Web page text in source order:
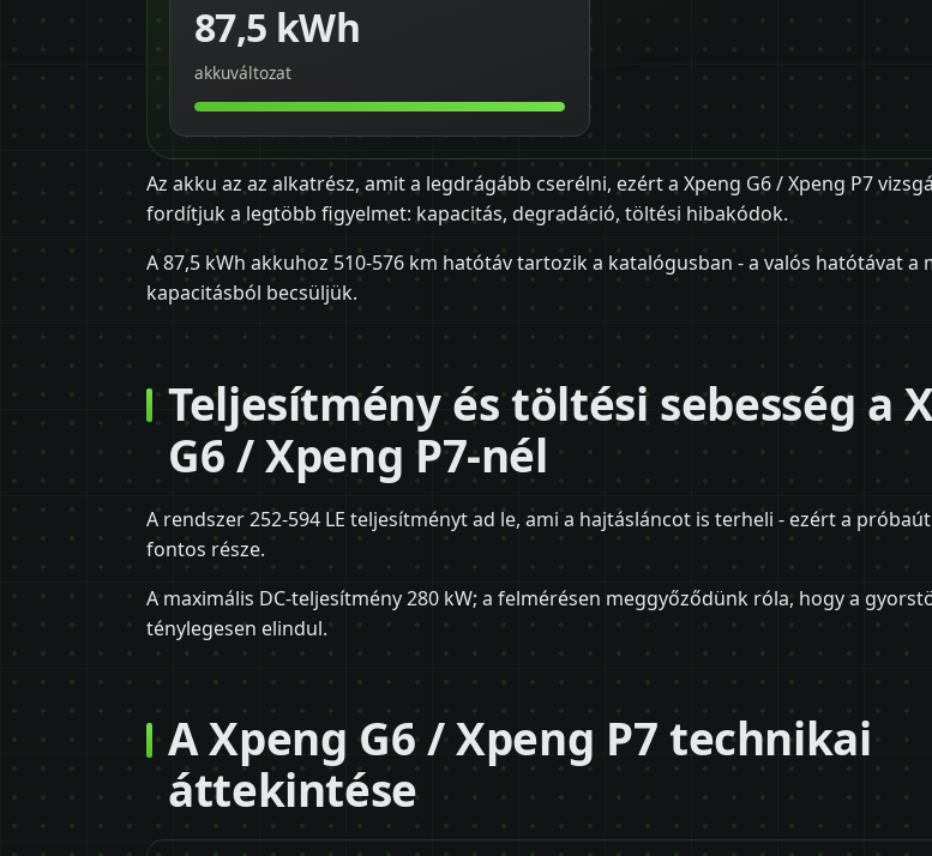
87,5 kWh
akkuváltozat
Az akku az az alkatrész, amit a legdrágább cserélni, ezért a Xpeng G6 / Xpeng P7
fordítjuk a legtöbb figyelmet: kapacitás, degradáció, töltési hibakódok.
A 87,5 kWh akkuhoz 510-576 km hatótáv tartozik a katalógusban - a valós hatótávat a
kapacitásból becsüljük.
Teljesítmény és töltési sebesség a
G6 / Xpeng P7-nél
A rendszer 252-594 LE teljesítményt ad le, ami a hajtásláncot is terheli - ezért a
fontos része.
A maximális DC-teljesítmény 280 kW; a felmérésen meggyőződünk róla, hogy a
ténylegesen elindul.
A Xpeng G6 / Xpeng P7 technikai
áttekintése